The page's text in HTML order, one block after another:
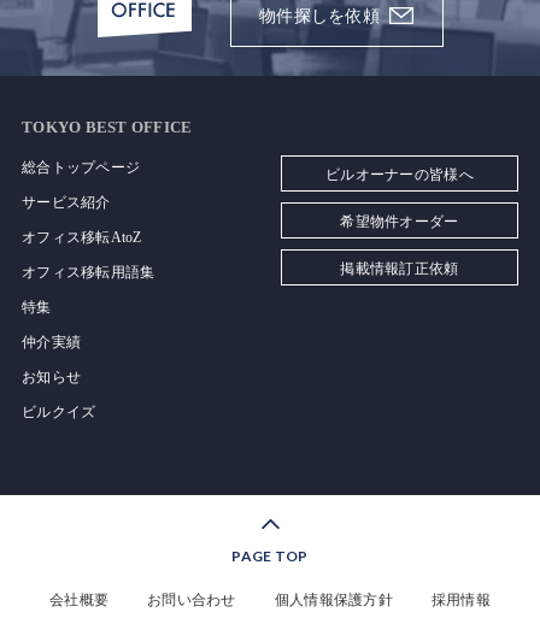
物件探しを依頼
TOKYO BEST OFFICE
総合トップページ
サービス紹介
オフィス移転AtoZ
オフィス移転用語集
特集
仲介実績
お知らせ
ビルクイズ
ビルオーナーの皆様へ
希望物件オーダー
掲載情報訂正依頼
PAGE TOP
会社概要 お問い合わせ 個人情報保護方針 採用情報